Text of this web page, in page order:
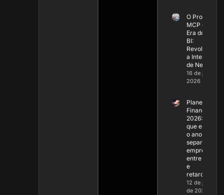
O Protocolo
MCP e a
Era do
BI:
a Inteligência
de Negócios
16 de janeiro
2026
Financeiro
2026: Por
que este
o ano que vai
separar as
empresas
entre líderes
e
retardatárias
12 de janeiro
de 2026